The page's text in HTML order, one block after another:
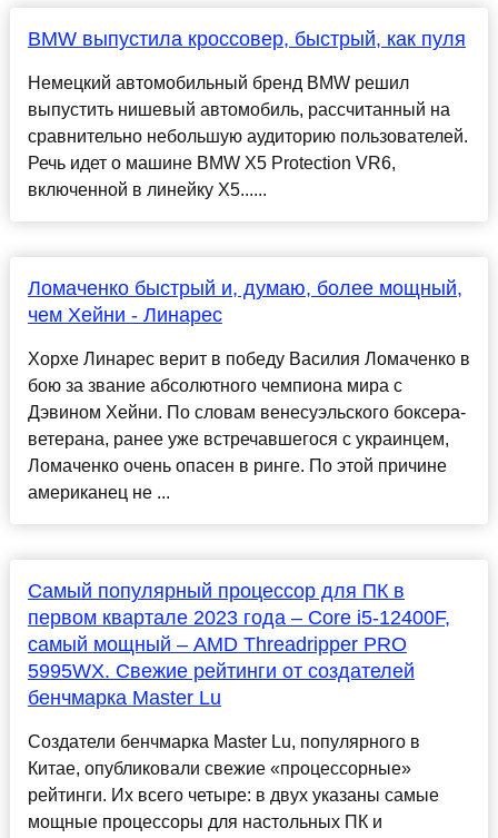
BMW выпустила кроссовер, быстрый, как пуля
Немецкий автомобильный бренд BMW решил
выпустить нишевый автомобиль, рассчитанный на
сравнительно небольшую аудиторию пользователей.
Речь идет о машине BMW X5 Protection VR6,
включенной в линейку X5......
Ломаченко быстрый и, думаю, более мощный,
чем Хейни - Линарес
Хорхе Линарес верит в победу Василия Ломаченко в
бою за звание абсолютного чемпиона мира с
Дэвином Хейни. По словам венесуэльского боксера-
ветерана, ранее уже встречавшегося с украинцем,
Ломаченко очень опасен в ринге. По этой причине
американец не ...
Самый популярный процессор для ПК в
первом квартале 2023 года – Core i5-12400F,
самый мощный – AMD Threadripper PRO
5995WX. Свежие рейтинги от создателей
бенчмарка Master Lu
Создатели бенчмарка Master Lu, популярного в
Китае, опубликовали свежие «процессорные»
рейтинги. Их всего четыре: в двух указаны самые
мощные процессоры для настольных ПК и